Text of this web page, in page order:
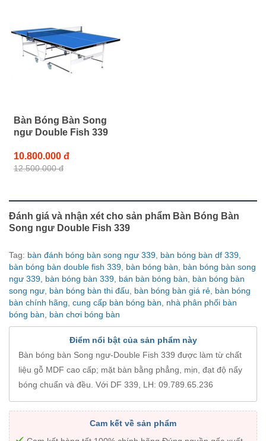
Bàn Bóng Bàn Song
ngư Double Fish 339
10.800.000 đ
12.500.000 đ
Đánh giá và nhận xét cho sản phẩm Bàn Bóng Bàn
Song ngư Double Fish 339
Tag: bàn đánh bóng bàn song ngư 339, bàn bóng bàn df 339,
bàn bóng bàn double fish 339, bàn bóng bàn, bàn bóng bàn song
ngư 339, bàn bóng bàn 339, bán bàn bóng bàn, bàn bóng bàn
song ngư, bàn bóng bàn thi đấu, bàn bóng bàn giá rẻ, bàn bóng
bàn chính hãng, cung cấp bàn bóng bàn, nhà phân phối bàn
bóng bàn, bàn chơi bóng bàn
Điểm nổi bật của sản phẩm này
Bàn bóng bàn Song ngư-Double Fish 339 được làm từ chất
liệu gỗ MDF cao cấp; mặt bàn bằng phẳng, mịn, đạt độ nẩy
bóng chuẩn và đều. Với DF 339, LH: 09.789.65.236
Cam kết về sản phẩm